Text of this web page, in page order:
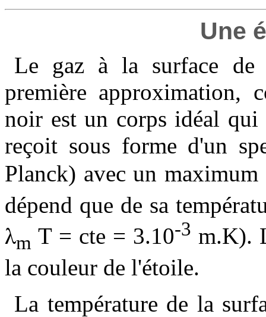
Une
Le gaz à la surface de
première approximation,
noir est un corps idéal
reçoit sous forme d'un
Planck) avec un
dépend que de sa
λm T = cte = 3.10-3 m.K).
la couleur de l'étoile.
La température de la